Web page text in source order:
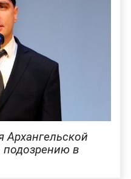
Архангельской
подозрению в